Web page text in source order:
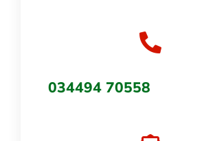
034494 70558